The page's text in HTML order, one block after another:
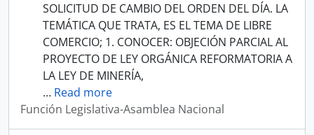
SOLICITUD DE CAMBIO DEL ORDEN DEL DÍA. LA
TEMÁTICA QUE TRATA, ES EL TEMA DE LIBRE
COMERCIO; 1. CONOCER: OBJECIÓN PARCIAL AL
PROYECTO DE LEY ORGÁNICA REFORMATORIA A
LA LEY DE MINERÍA,
… Read more
Función Legislativa-Asamblea Nacional